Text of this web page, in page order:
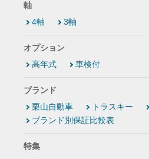
軸
4軸
3軸
オプション
高年式
車検付
ブランド
栗山自動車
トラスキー
ブランド別保証比較表
特集